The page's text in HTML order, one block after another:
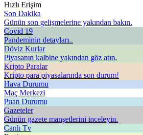
Hızlı Erişim
Son Dakika
Günün son gelişmelerine yakından bakın.
Covid 19
Pandeminin detayları..
Döviz Kurlar
Piyasanın kalbine yakından göz atın.
Kripto Paralar
Kripto para piyasalarında son durum!
Hava Durumu
Maç Merkezi
Puan Durumu
Gazeteler
Günün gazete manşetlerini inceleyin.
Canlı Tv